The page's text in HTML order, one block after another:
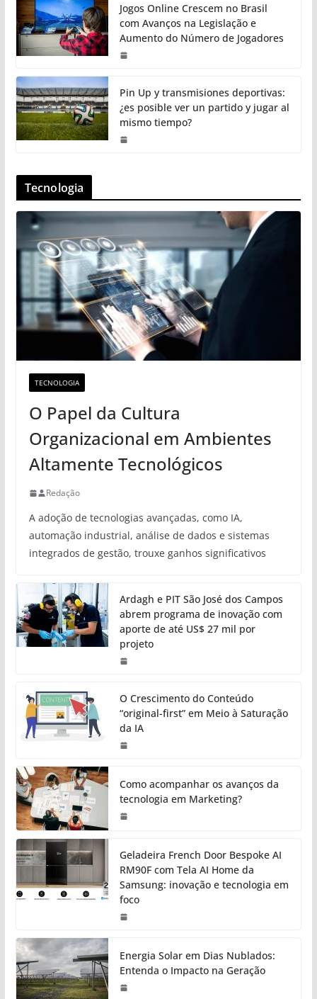
Jogos Online Crescem no Brasil
com Avanços na Legislação e
Aumento do Número de Jogadores
Pin Up y transmisiones deportivas:
¿es posible ver un partido y jugar al
mismo tiempo?
Tecnologia
TECNOLOGIA
O Papel da Cultura
Organizacional em Ambientes
Altamente Tecnológicos
Redação
A adoção de tecnologias avançadas, como IA,
automação industrial, análise de dados e sistemas
integrados de gestão, trouxe ganhos significativos
Ardagh e PIT São José dos Campos
abrem programa de inovação com
aporte de até US$ 27 mil por
projeto
O Crescimento do Conteúdo
“original-first” em Meio à Saturação
da IA
Como acompanhar os avanços da
tecnologia em Marketing?
Geladeira French Door Bespoke AI
RM90F com Tela AI Home da
Samsung: inovação e tecnologia em
foco
Energia Solar em Dias Nublados:
Entenda o Impacto na Geração